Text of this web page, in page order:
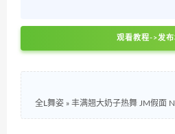
观看教程->发布
全L舞姿 » 丰满翘大奶子热舞 JM假面